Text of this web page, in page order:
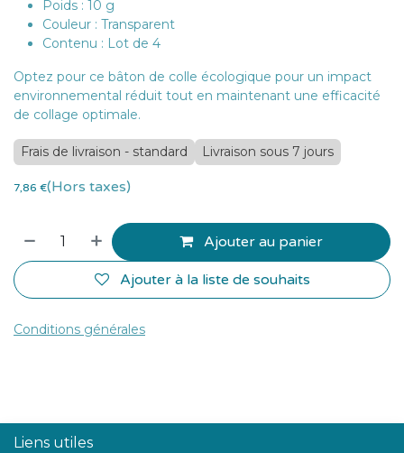
Poids : 10 g
Couleur : Transparent
Contenu : Lot de 4
Optez pour ce bâton de colle écologique pour un impact
environnemental réduit tout en maintenant une efficacité
de collage optimale.
Frais de livraison - standard Livraison sous 7 jours
7,86 €(Hors taxes)
Ajouter au panier
Ajouter à la liste de souhaits
Conditions générales
Liens utiles